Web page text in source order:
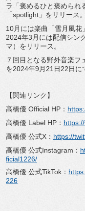
ラ「褒めるひと褒められ
「spotlight」をリリース。
10月には楽曲「雪月風花
2024年3月には配信シン
マ）をリリース。
７回目となる野外音楽フ
を2024年9月21日22日に
【関連リンク】
高橋優 Official HP：
高橋優 Label HP：
高橋優 公式X： https://
高橋優 公式Instagram：
ficial1226/
高橋優 公式TikTok：
226